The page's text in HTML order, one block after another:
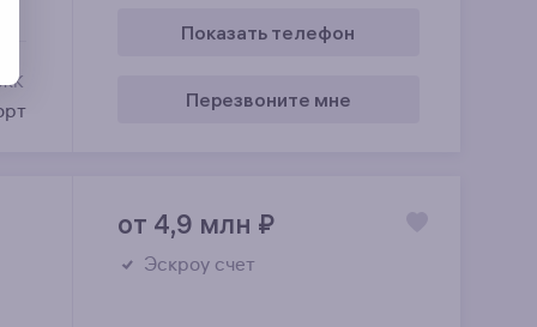
Показать телефон
Перезвоните мне
от 4,9 млн ₽
Эскроу счет